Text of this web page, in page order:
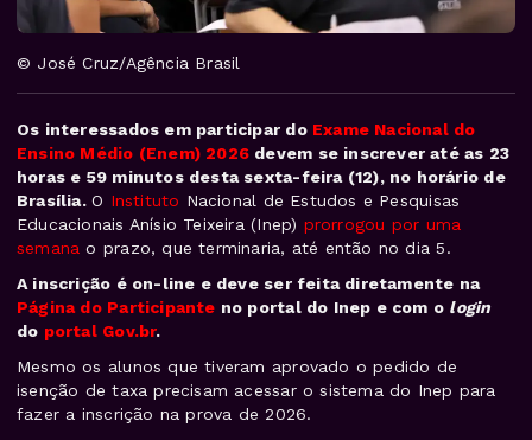
© José Cruz/Agência Brasil
Os interessados em participar do Exame Nacional do
Ensino Médio (Enem) 2026 devem se inscrever até as 23
horas e 59 minutos desta sexta-feira (12), no horário de
Brasília.O Instituto Nacional de Estudos e Pesquisas
Educacionais Anísio Teixeira (Inep) prorrogou por uma
semana o prazo, que terminaria, até então no dia 5.
A inscrição é on-line e deve ser feita diretamente na
Página do Participante no portal do Inep e com o login
do portal Gov.br.
Mesmo os alunos que tiveram aprovado o pedido de
isenção de taxa precisam acessar o sistema do Inep para
fazer a inscrição na prova de 2026.